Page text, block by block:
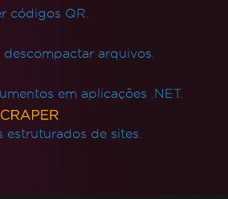
códigos QR.
arquivos.
em aplicações .NET.
estruturados de sites.